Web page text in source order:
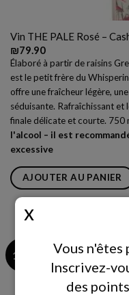
Vin THE PALE Rosé –
₪79.90
Élaboré à partir de raisins
est le petit frère du
offre une fraîcheur légère,
séduisante. Rafraîchissant et
finale délicate et courte. 750
l'alcool – il est
excessive
AJOUTER AU PANIER
18+
Vous n'êtes
Inscrivez-
des